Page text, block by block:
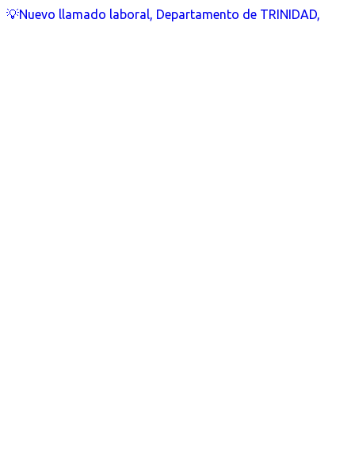
💡Nuevo llamado laboral, Departamento de TRINIDAD,